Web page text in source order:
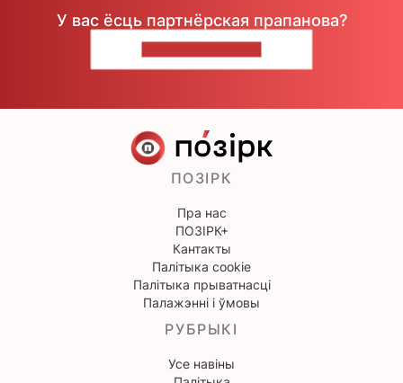
У вас ёсць партнёрская прапанова?
ПОЗІРК
Пра нас
ПОЗІРК+
Кантакты
Палітыка cookie
Палітыка прыватнасці
Палажэнні і ўмовы
РУБРЫКІ
Усе навіны